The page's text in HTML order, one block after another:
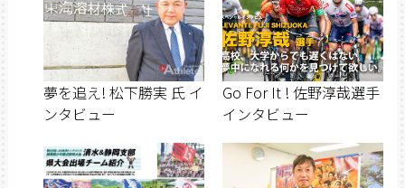
夢を追え! 松下勝実 氏 イ
ンタビュー
Go For It ! 佐野淳哉選手
インタビュー